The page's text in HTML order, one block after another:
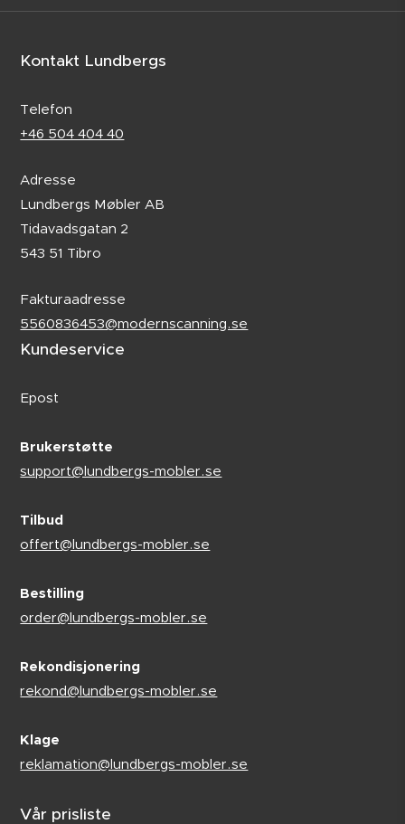
Kontakt Lundbergs
Telefon
+46 504 404 40
Adresse
Lundbergs Møbler AB
Tidavadsgatan 2
543 51 Tibro
Fakturaadresse
5560836453@modernscanning.se
Kundeservice
Epost
Brukerstøtte
support@lundbergs-mobler.se
Tilbud
offert@lundbergs-mobler.se
Bestilling
order@lundbergs-mobler.se
Rekondisjonering
rekond@lundbergs-mobler.se
Klage
reklamation@lundbergs-mobler.se
Vår prisliste